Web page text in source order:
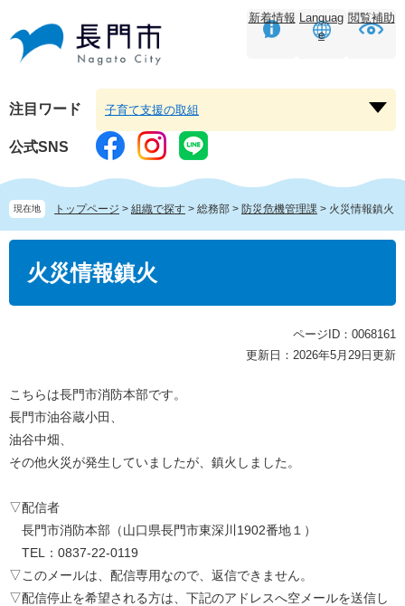
頭
す。
飛
し
本
文
へ
新着情報 Languag
e
閲覧補助
注目ワード
ー
を
子育て支援の取組
公式SNS
現在地 トップページ > 組織で探す > 総務部 > 防災危機管理課 > 火災情報鎮火
火災情報鎮火
ページID：0068161
更新日：2026年5月29日更新
こちらは長門市消防本部です。
長門市油谷蔵小田、
油谷中畑、
その他火災が発生していましたが、鎮火しました。
▽配信者
長門市消防本部（山口県長門市東深川1902番地１）
TEL：0837-22-0119
▽このメールは、配信専用なので、返信できません。
▽配信停止を希望される方は、下記のアドレスへ空メールを送信し